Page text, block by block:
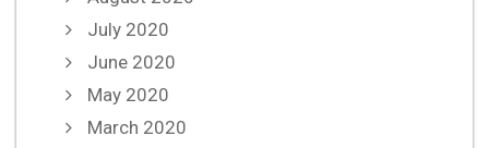
July 2020
June 2020
May 2020
March 2020